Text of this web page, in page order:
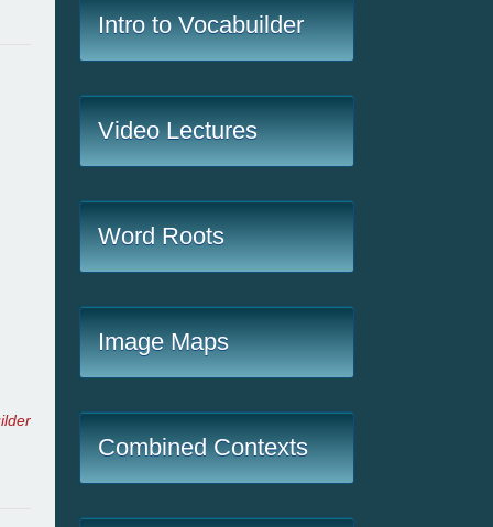
Intro to Vocabuilder
Video Lectures
Word Roots
Image Maps
Combined Contexts